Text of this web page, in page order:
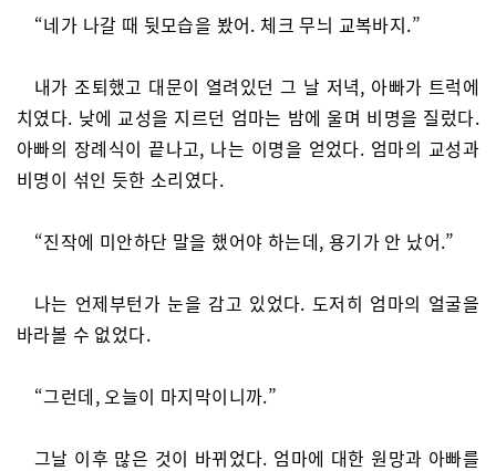
“네가 나갈 때 뒷모습을 봤어. 체크 무늬 교복바지.”
내가 조퇴했고 대문이 열려있던 그 날 저녁, 아빠가 트럭에
치였다. 낮에 교성을 지르던 엄마는 밤에 울며 비명을 질렀다.
아빠의 장례식이 끝나고, 나는 이명을 얻었다. 엄마의 교성과
비명이 섞인 듯한 소리였다.
“진작에 미안하단 말을 했어야 하는데, 용기가 안 났어.”
나는 언제부턴가 눈을 감고 있었다. 도저히 엄마의 얼굴을
바라볼 수 없었다.
“그런데, 오늘이 마지막이니까.”
그날 이후 많은 것이 바뀌었다. 엄마에 대한 원망과 아빠를